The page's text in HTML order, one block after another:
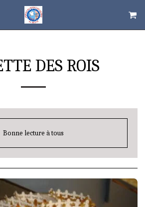
DES ROIS
Bonne lecture à tous